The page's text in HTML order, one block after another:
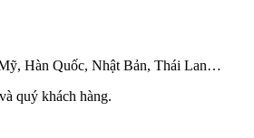
Mỹ, Hàn Quốc, Nhật Bản, Thái Lan…
quý khách hàng.